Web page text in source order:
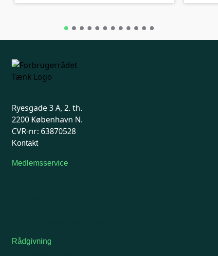
Ryesgade 3 A, 2. th.
2200 København N.
CVR-nr: 63870528
Kontakt
Medlemsservice
Rådgivning